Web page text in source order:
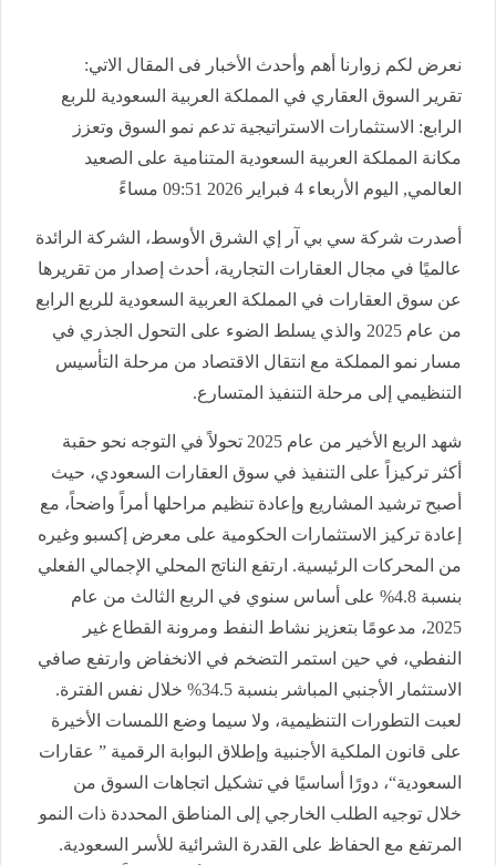
نعرض لكم زوارنا أهم وأحدث الأخبار فى المقال الاتي:
تقرير السوق العقاري في المملكة العربية السعودية للربع
الرابع: الاستثمارات الاستراتيجية تدعم نمو السوق وتعزز
مكانة المملكة العربية السعودية المتنامية على الصعيد
العالمي, اليوم الأربعاء 4 فبراير 2026 09:51 مساءً
أصدرت شركة سي بي آر إي الشرق الأوسط، الشركة الرائدة
عالميًا في مجال العقارات التجارية، أحدث إصدار من تقريرها
عن سوق العقارات في المملكة العربية السعودية للربع الرابع
من عام 2025 والذي يسلط الضوء على التحول الجذري في
مسار نمو المملكة مع انتقال الاقتصاد من مرحلة التأسيس
التنظيمي إلى مرحلة التنفيذ المتسارع.
شهد الربع الأخير من عام 2025 تحولاً في التوجه نحو حقبة
أكثر تركيزاً على التنفيذ في سوق العقارات السعودي، حيث
أصبح ترشيد المشاريع وإعادة تنظيم مراحلها أمراً واضحاً، مع
إعادة تركيز الاستثمارات الحكومية على معرض إكسبو وغيره
من المحركات الرئيسية. ارتفع الناتج المحلي الإجمالي الفعلي
بنسبة 4.8% على أساس سنوي في الربع الثالث من عام
2025، مدعومًا بتعزيز نشاط النفط ومرونة القطاع غير
النفطي، في حين استمر التضخم في الانخفاض وارتفع صافي
الاستثمار الأجنبي المباشر بنسبة 34.5% خلال نفس الفترة.
لعبت التطورات التنظيمية، ولا سيما وضع اللمسات الأخيرة
على قانون الملكية الأجنبية وإطلاق البوابة الرقمية ” عقارات
السعودية“، دورًا أساسيًا في تشكيل اتجاهات السوق من
خلال توجيه الطلب الخارجي إلى المناطق المحددة ذات النمو
المرتفع مع الحفاظ على القدرة الشرائية للأسر السعودية.